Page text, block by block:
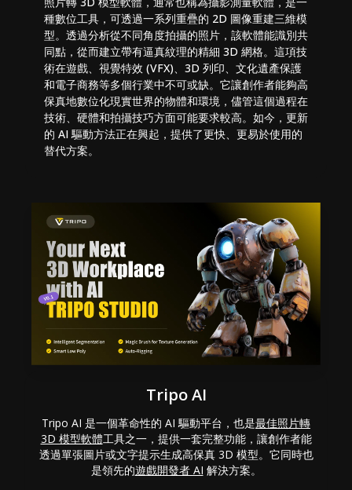
種數位工具，可透過一系列重疊的 2D 圖像重建三維模
型。透過分析從不同角度拍攝的照片，該軟體能識別共
同點，從而建立帶有逼真紋理的精細 3D 網格。這項技
術在遊戲、視覺特效 (VFX)、3D 列印、文化遺產保護
和電子商務等多個行業中不可或缺。它讓創作者能夠高
保真地數位化現實世界的物體和環境，儘管這個過程在
技術、硬體和拍攝技巧方面可能要求較高。如今，更新
的 AI 驅動方法正在興起，提供了更快、更易於使用的
替代方案。
Tripo AI
Tripo AI 是一個革命性的 AI 驅動平台，也是最佳照片轉
3D 模型軟體工具之一，提供一套完整功能，讓創作者能
透過單張圖片或文字提示生成高保真 3D 模型。它同時也
是領先的遊戲開發者 AI 解決方案。